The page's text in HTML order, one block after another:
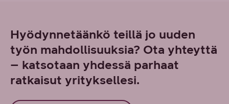
Hyödynnetäänkö teillä jo uuden
työn mahdollisuuksia? Ota yhteyttä
– katsotaan yhdessä parhaat
ratkaisut yrityksellesi.